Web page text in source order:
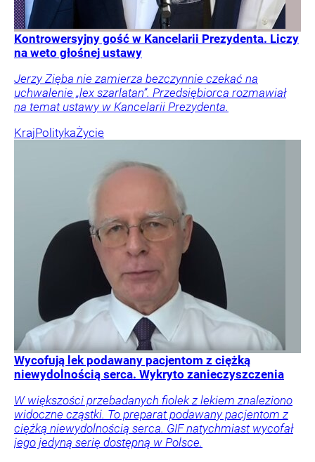
Kontrowersyjny gość w Kancelarii Prezydenta. Liczy
na weto głośnej ustawy
Jerzy Zięba nie zamierza bezczynnie czekać na
uchwalenie „lex szarlatan”. Przedsiębiorca rozmawiał
na temat ustawy w Kancelarii Prezydenta.
KrajPolitykaŻycie
Wycofują lek podawany pacjentom z ciężką
niewydolnością serca. Wykryto zanieczyszczenia
W większości przebadanych fiolek z lekiem znaleziono
widoczne cząstki. To preparat podawany pacjentom z
ciężką niewydolnością serca. GIF natychmiast wycofał
jego jedyną serię dostępną w Polsce.